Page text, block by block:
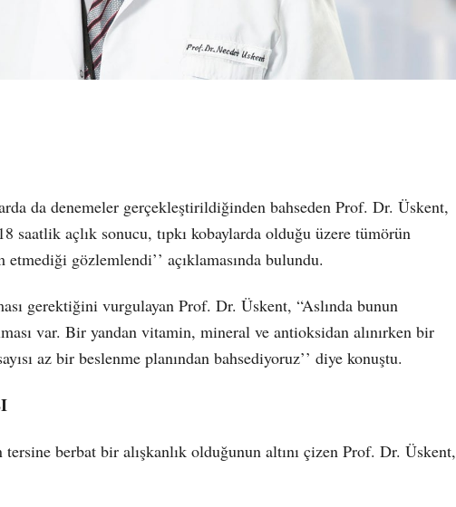
da denemeler gerçekleştirildiğinden bahseden Prof. Dr. Üskent,
saatlik açlık sonucu, tıpkı kobaylarda olduğu üzere tümörün
gözlemlendi’’ açıklamasında bulundu.
gerektiğini vurgulayan Prof. Dr. Üskent, “Aslında bunun
var. Bir yandan vitamin, mineral ve antioksidan alınırken bir
az bir beslenme planından bahsediyoruz’’ diye konuştu.
tersine berbat bir alışkanlık olduğunun altını çizen Prof. Dr. Üskent,